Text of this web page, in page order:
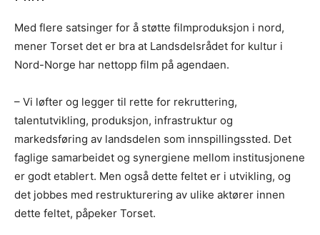
Med flere satsinger for å støtte filmproduksjon i nord,
mener Torset det er bra at Landsdelsrådet for kultur i
Nord-Norge har nettopp film på agendaen.
– Vi løfter og legger til rette for rekruttering,
talentutvikling, produksjon, infrastruktur og
markedsføring av landsdelen som innspillingssted. Det
faglige samarbeidet og synergiene mellom institusjonene
er godt etablert. Men også dette feltet er i utvikling, og
det jobbes med restrukturering av ulike aktører innen
dette feltet, påpeker Torset.